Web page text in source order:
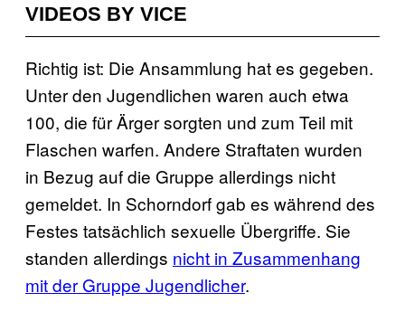
VIDEOS BY VICE
Richtig ist: Die Ansammlung hat es gegeben.
Unter den Jugendlichen waren auch etwa
100, die für Ärger sorgten und zum Teil mit
Flaschen warfen. Andere Straftaten wurden
in Bezug auf die Gruppe allerdings nicht
gemeldet. In Schorndorf gab es während des
Festes tatsächlich sexuelle Übergriffe. Sie
standen allerdings nicht in Zusammenhang
mit der Gruppe Jugendlicher.